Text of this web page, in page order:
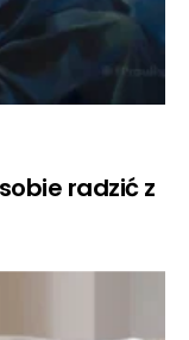
radzić z